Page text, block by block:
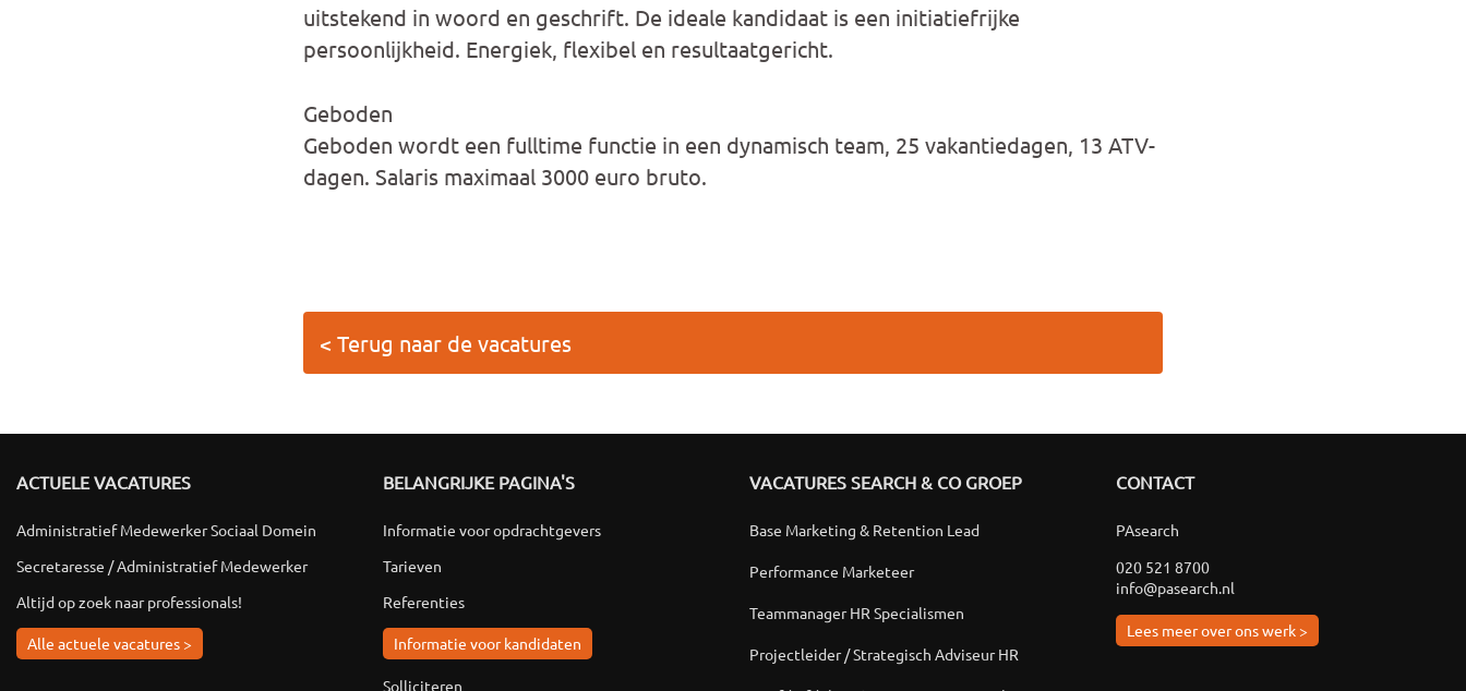
uitstekend in woord en geschrift. De ideale kandidaat is een initiatiefrijke
persoonlijkheid. Energiek, flexibel en resultaatgericht.
Geboden
Geboden wordt een fulltime functie in een dynamisch team, 25 vakantiedagen, 13 ATV-
dagen. Salaris maximaal 3000 euro bruto.
< Terug naar de vacatures
ACTUELE VACATURES
Administratief Medewerker Sociaal Domein
Secretaresse / Administratief Medewerker
Altijd op zoek naar professionals!
Alle actuele vacatures >
BELANGRIJKE PAGINA'S
Informatie voor opdrachtgevers
Tarieven
Referenties
Informatie voor kandidaten
Solliciteren
VACATURES SEARCH & CO GROEP
Base Marketing & Retention Lead
Performance Marketeer
Teammanager HR Specialismen
Projectleider / Strategisch Adviseur HR
CONTACT
PAsearch
020 521 8700
info@pasearch.nl
Lees meer over ons werk >